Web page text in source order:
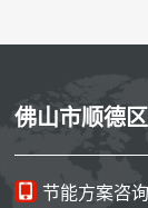
佛山市顺德
节能方案咨询